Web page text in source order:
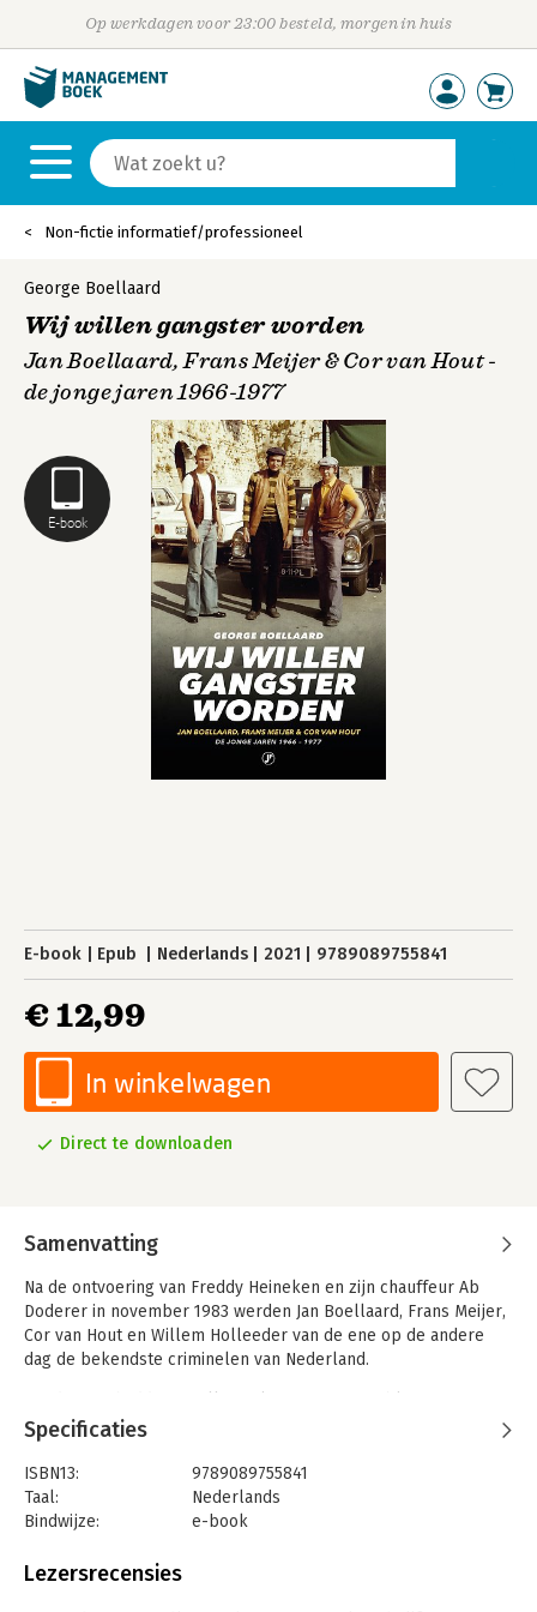
Op werkdagen voor 23:00 besteld, morgen in huis
Non-fictie informatief/professioneel
E-book
George Boellaard
Wij willen gangster worden
Jan Boellaard, Frans Meijer & Cor van Hout -
de jonge jaren 1966-1977
E-book Epub Nederlands 2021 9789089755841
€ 12,99
In winkelwagen
Direct te downloaden
Samenvatting
Na de ontvoering van Freddy Heineken en zijn chauffeur Ab
Doderer in november 1983 werden Jan Boellaard, Frans Meijer,
Cor van Hout en Willem Holleeder van de ene op de andere
dag de bekendste criminelen van Nederland.
strafblad, op een paar kruimeldiefstallen en wat kleine
vergrijpen na. Ze stonden op geen enkele manier bij de
Amsterdamse politie bekend als zware criminelen.
Ook tijdens het proces na de ontvoering hielden de mannen
het verhaal in stand dat ze een groepje 'gewone Amsterdamse
jongens' waren. Toch had de recherche toen al sterke
aanwijzingen dat ze in de jaren voor de Heinekenontvoering
Specificaties
ISBN13:
9789089755841
Taal:
Nederlands
Bindwijze:
e-book
Bestandsformaat:
Lezersrecensies